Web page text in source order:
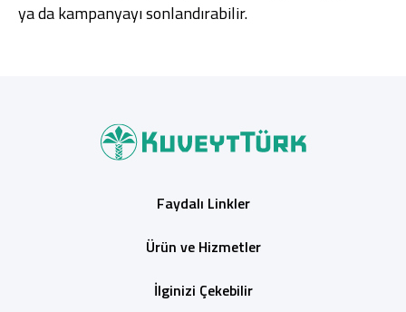
ya da kampanyayı sonlandırabilir.
Faydalı Linkler
Ürün ve Hizmetler
İlginizi Çekebilir